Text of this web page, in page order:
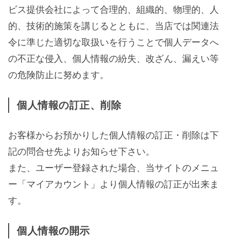
ビス提供会社によって合理的、組織的、物理的、人
的、技術的施策を講じるとともに、当店では関連法
令に準じた適切な取扱いを行うことで個人データへ
の不正な侵入、個人情報の紛失、改ざん、漏えい等
の危険防止に努めます。
個人情報の訂正、削除
お客様からお預かりした個人情報の訂正・削除は下
記の問合せ先よりお知らせ下さい。
また、ユーザー登録された場合、当サイトのメニュ
ー「マイアカウント」より個人情報の訂正が出来ま
す。
個人情報の開示